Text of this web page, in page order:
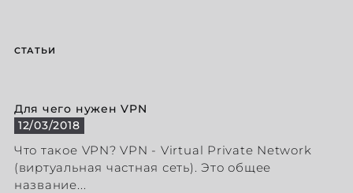
СТАТЬИ
Для чего нужен VPN
12/03/2018
Что такое VPN? VPN - Virtual Private Network
(виртуальная частная сеть). Это общее
название...